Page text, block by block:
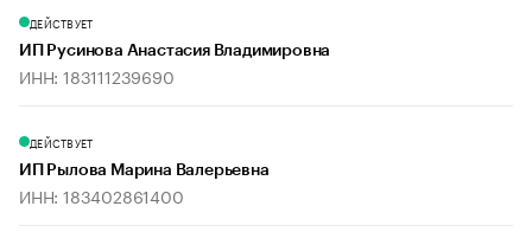
ДЕЙСТВУЕТ
ИП Русинова Анастасия Владимировна
ИНН: 183111239690
ДЕЙСТВУЕТ
ИП Рылова Марина Валерьевна
ИНН: 183402861400